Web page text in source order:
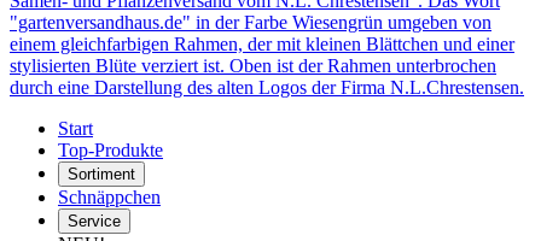
Start
Top-Produkte
Sortiment
Schnäppchen
Service